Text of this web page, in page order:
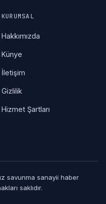
KURUMSAL
Hakkımızda
Künye
İletişim
Gizlilik
Hizmet Şartları
savunma sanayii haber
saklıdır.